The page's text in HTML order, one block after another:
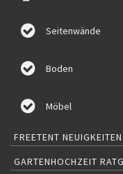
Seitenwände
Boden
Möbel
FREETENT NEUIGKEITEN
GARTENHOCHZEIT